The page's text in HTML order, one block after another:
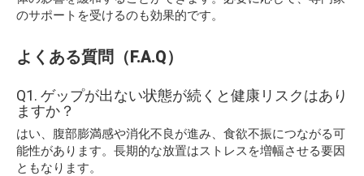
のサポートを受けるのも効果的です。
よくある質問（F.A.Q）
Q1. ゲップが出ない状態が続くと健康リスクはあり
ますか？
はい、腹部膨満感や消化不良が進み、食欲不振につながる可
能性があります。長期的な放置はストレスを増幅させる要因
ともなります。